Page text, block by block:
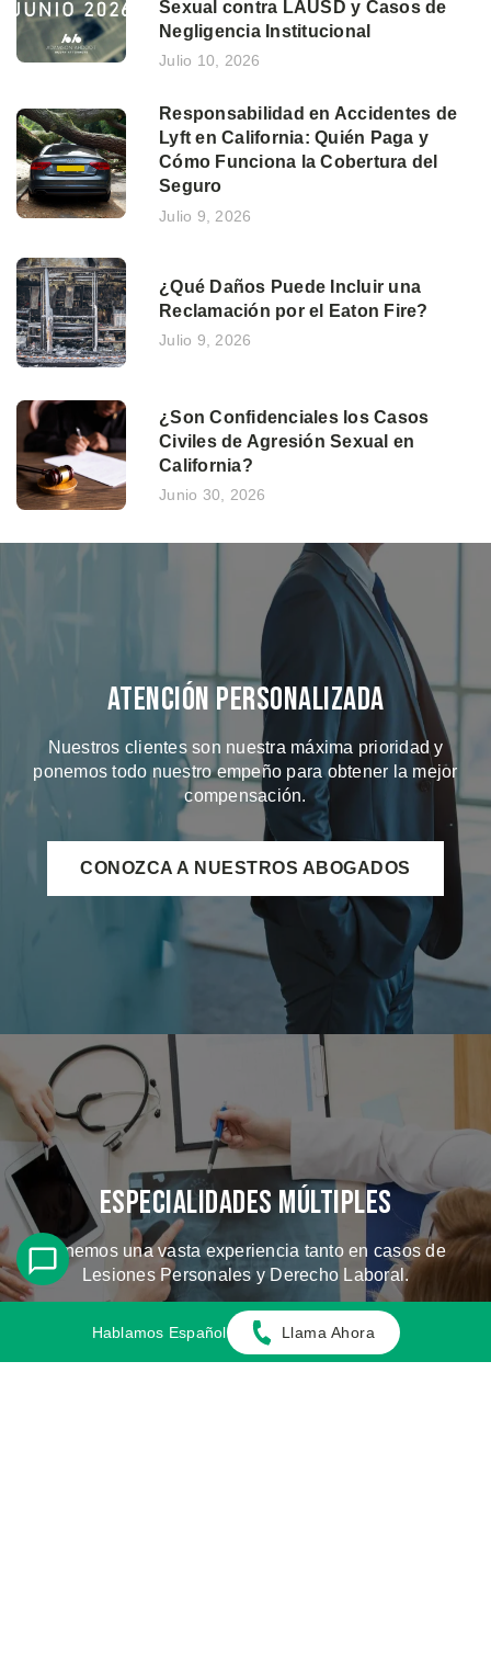
Sexual contra LAUSD y Casos de
Negligencia Institucional
Julio 10, 2026
Responsabilidad en Accidentes de
Lyft en California: Quién Paga y
Cómo Funciona la Cobertura del
Seguro
Julio 9, 2026
¿Qué Daños Puede Incluir una
Reclamación por el Eaton Fire?
Julio 9, 2026
¿Son Confidenciales los Casos
Civiles de Agresión Sexual en
California?
Junio 30, 2026
Atención Personalizada
Nuestros clientes son nuestra máxima prioridad y
ponemos todo nuestro empeño para obtener la mejor
compensación.
CONOZCA A NUESTROS ABOGADOS
Especialidades Múltiples
Tenemos una vasta experiencia tanto en casos de
Lesiones Personales y Derecho Laboral.
CONOZCA LOS CASOS QUE
MANEJAMOS
Hablamos Español Llama Ahora